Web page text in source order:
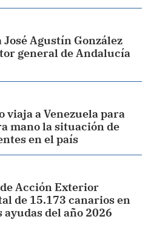
Agustín González
general de Andalucía
viaja a Venezuela para
mano la situación de
en el país
Acción Exterior
de 15.173 canarios en
ayudas del año 2026